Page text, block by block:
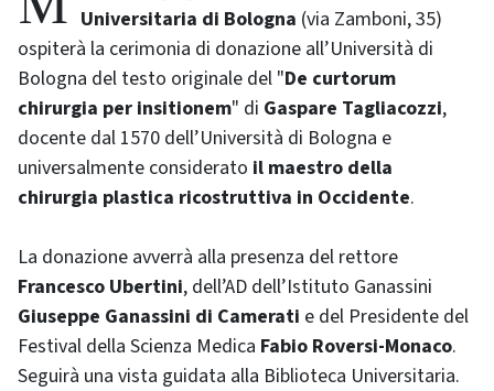
Universitaria di Bologna (via Zamboni, 35)
ospiterà la cerimonia di donazione all’Università di
Bologna del testo originale del "De curtorum
chirurgia per insitionem" di Gaspare Tagliacozzi,
docente dal 1570 dell’Università di Bologna e
universalmente considerato il maestro della
chirurgia plastica ricostruttiva in Occidente.
La donazione avverrà alla presenza del rettore
Francesco Ubertini, dell’AD dell’Istituto Ganassini
Giuseppe Ganassini di Camerati e del Presidente del
Festival della Scienza Medica Fabio Roversi-Monaco.
Seguirà una vista guidata alla Biblioteca Universitaria.